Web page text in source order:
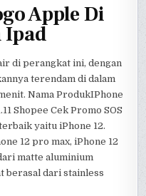
Apple Di
Ipad
di perangkat ini, dengan
terendam di dalam
Nama ProdukIPhone
Shopee Cek Promo SOS
yaitu iPhone 12.
12 pro max, iPhone 12
matte aluminium
berasal dari stainless